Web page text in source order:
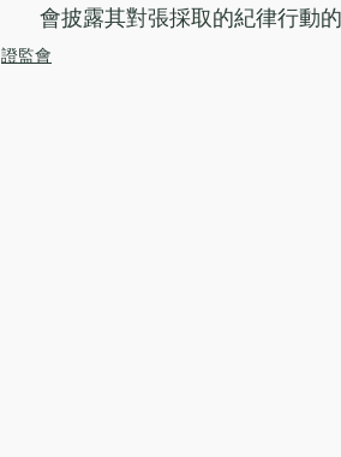
會披露其對張採取的紀律行動的
證監會